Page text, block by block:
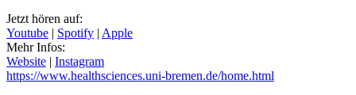
Jetzt hören auf:
Youtube | Spotify | Apple
Mehr Infos:
Website | Instagram
https://www.healthsciences.uni-bremen.de/home.html